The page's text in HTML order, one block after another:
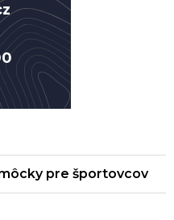
pre športovcov